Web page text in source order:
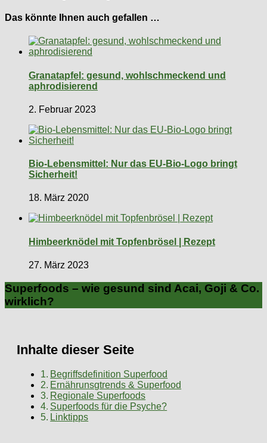
Das könnte Ihnen auch gefallen …
Granatapfel: gesund, wohlschmeckend und
aphrodisierend
2. Februar 2023
Bio-Lebensmittel: Nur das EU-Bio-Logo bringt
Sicherheit!
18. März 2020
Himbeerknödel mit Topfenbrösel | Rezept
27. März 2023
Superfoods – wie gesund sind Acai, Goji & Co.
wirklich?
Inhalte dieser Seite
Begriffsdefinition Superfood
Ernährunsgtrends & Superfood
Regionale Superfoods
Superfoods für die Psyche?
Linktipps